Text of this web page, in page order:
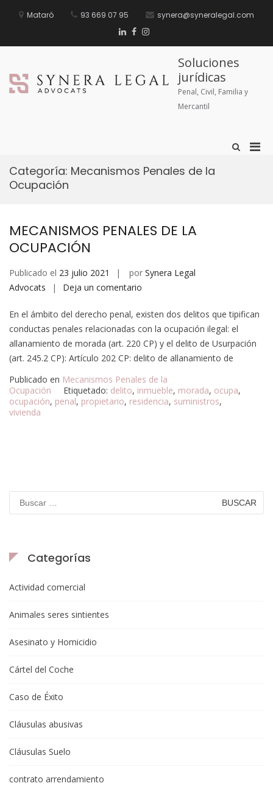
Mataró 93 669 07 95 synera@syneralegal.com
Soluciones
jurídicas
Penal, Civil, Familia y
Mercantil
Categoría: Mecanismos Penales de la
Ocupación
MECANISMOS PENALES DE LA
OCUPACIÓN
Publicado el 23 julio 2021 por Synera Legal
Advocats
Deja un comentario
En el ámbito del derecho penal, existen dos delitos que tipifican
conductas penales relacionadas con la ocupación ilegal: el
allanamiento de morada (art. 220 CP) y el delito de Usurpación
(art. 245.2 CP): Artículo 202 CP: delito de allanamiento de
Publicado en Mecanismos Penales de la
Ocupación
Etiquetado: delito, inmueble, morada, ocupa,
ocupación, penal, propietario, residencia, suministros,
vivienda
Categorías
Actividad comercial
Animales seres sintientes
Asesinato y Homicidio
Cártel del Coche
Caso de Éxito
Cláusulas abusivas
Cláusulas Suelo
contrato arrendamiento